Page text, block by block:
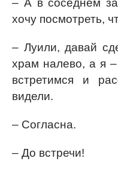
– А в соседнем
хочу посмотреть,
– Луили, давай
храм налево, а я
встретимся и
видели.
– Согласна.
– До встречи!